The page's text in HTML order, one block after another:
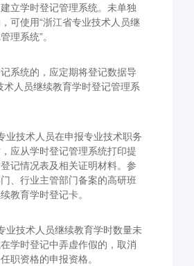
立学时登记管理系统。未单独
可使用“浙江省专业技术人员继
理系统”。
系统的，应定期将登记数据导
术人员继续教育学时登记管理系
业技术人员在申报专业技术职务
应从学时登记管理系统打印提
记情况表及相关证明材料。参
、行业主管部门备案的高研班
教育学时登记卡。
业技术人员继续教育学时数量未
学时登记中弄虚作假的，取消
职资格的申报资格。